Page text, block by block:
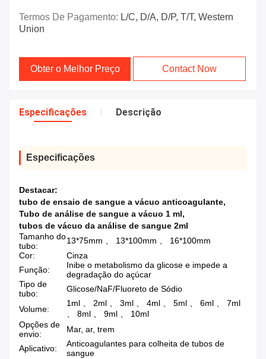
Termos De Pagamento: L/C, D/A, D/P, T/T, Western
Union
Obter o Melhor Preço Contact Now
Especificações Descrição
Especificações
Destacar:
tubo de ensaio de sangue a vácuo anticoagulante,
Tubo de análise de sangue a vácuo 1 ml,
tubos de vácuo da análise de sangue 2ml
Tamanho do
tubo:
13*75mm 、 13*100mm 、 16*100mm
Cor:
Cinza
Função:
Inibe o metabolismo da glicose e impede a
degradação do açúcar
Tipo de
tubo:
Glicose/NaF/Fluoreto de Sódio
Volume:
1ml 、 2ml 、 3ml 、 4ml 、 5ml 、 6ml 、 7ml
、 8ml 、 9ml 、 10ml
Opções de
envio:
Mar, ar, trem
Aplicativo:
Anticoagulantes para colheita de tubos de
sangue